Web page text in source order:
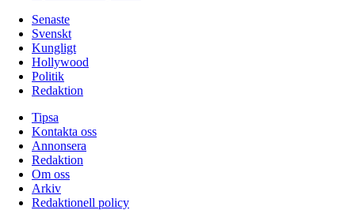
Senaste
Svenskt
Kungligt
Hollywood
Politik
Redaktion
Tipsa
Kontakta oss
Annonsera
Redaktion
Om oss
Arkiv
Redaktionell policy